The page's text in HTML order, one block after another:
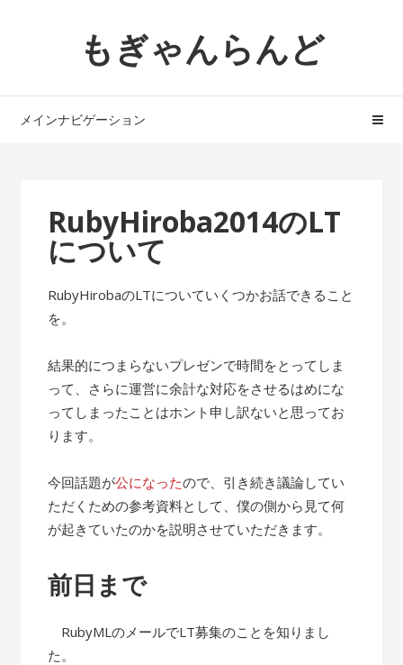
ョ
へ
もぎゃんらんど
メインナビゲーション
RubyHiroba2014のLT
について
RubyHirobaのLTについていくつかお話できること
を。
結果的につまらないプレゼンで時間をとってしま
って、さらに運営に余計な対応をさせるはめにな
ってしまったことはホント申し訳ないと思ってお
ります。
今回話題が公になったので、引き続き議論してい
ただくための参考資料として、僕の側から見て何
が起きていたのかを説明させていただきます。
前日まで
RubyMLのメールでLT募集のことを知りまし
た。